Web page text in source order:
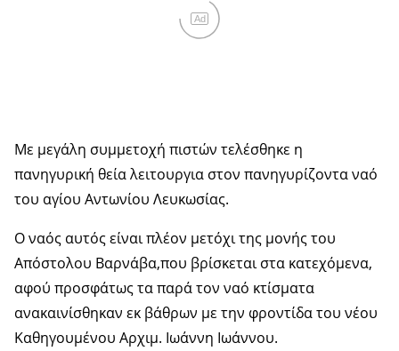
Ad
Με μεγάλη συμμετοχή πιστών τελέσθηκε η
πανηγυρική θεία λειτουργια στον πανηγυρίζοντα ναό
του αγίου Αντωνίου Λευκωσίας.
Ο ναός αυτός είναι πλέον μετόχι της μονής του
Απόστολου Βαρνάβα,που βρίσκεται στα κατεχόμενα,
αφού προσφάτως τα παρά τον ναό κτίσματα
ανακαινίσθηκαν εκ βάθρων με την φροντίδα του νέου
Καθηγουμένου Αρχιμ. Ιωάννη Ιωάννου.